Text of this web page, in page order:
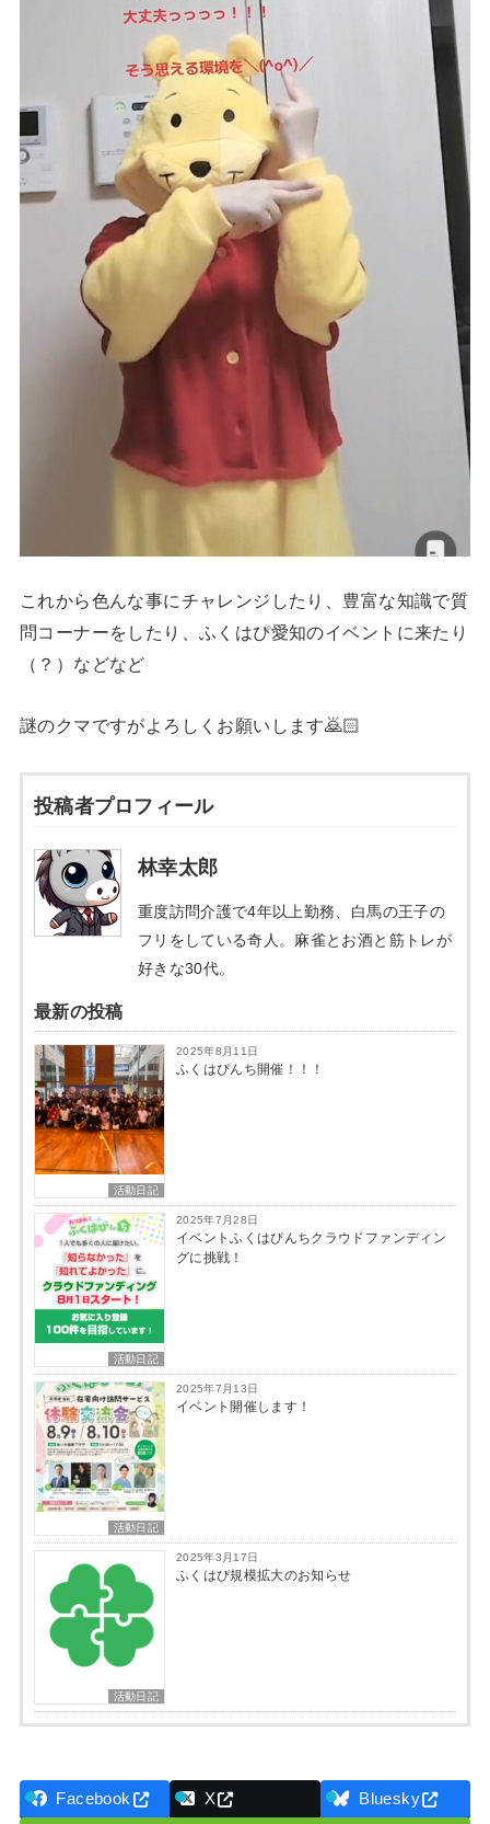
これから色んな事にチャレンジしたり、豊富な知識で質
問コーナーをしたり、ふくはぴ愛知のイベントに来たり
（？）などなど
謎のクマですがよろしくお願いします🙇🏻
投稿者プロフィール
林幸太郎
重度訪問介護で4年以上勤務、白馬の王子の
フリをしている奇人。麻雀とお酒と筋トレが
好きな30代。
最新の投稿
活動日記
2025年8月11日
ふくはぴんち開催！！！
活動日記
2025年7月28日
イベントふくはぴんちクラウドファンディン
グに挑戦！
活動日記
2025年7月13日
イベント開催します！
活動日記
2025年3月17日
ふくはぴ規模拡大のお知らせ
Facebook X Bluesky